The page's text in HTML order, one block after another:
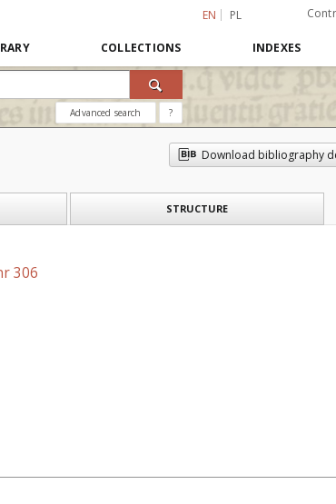
EN PL
COLLECTIONS INDEXES
Advanced search ?
Download bibliography
STRUCTURE
306